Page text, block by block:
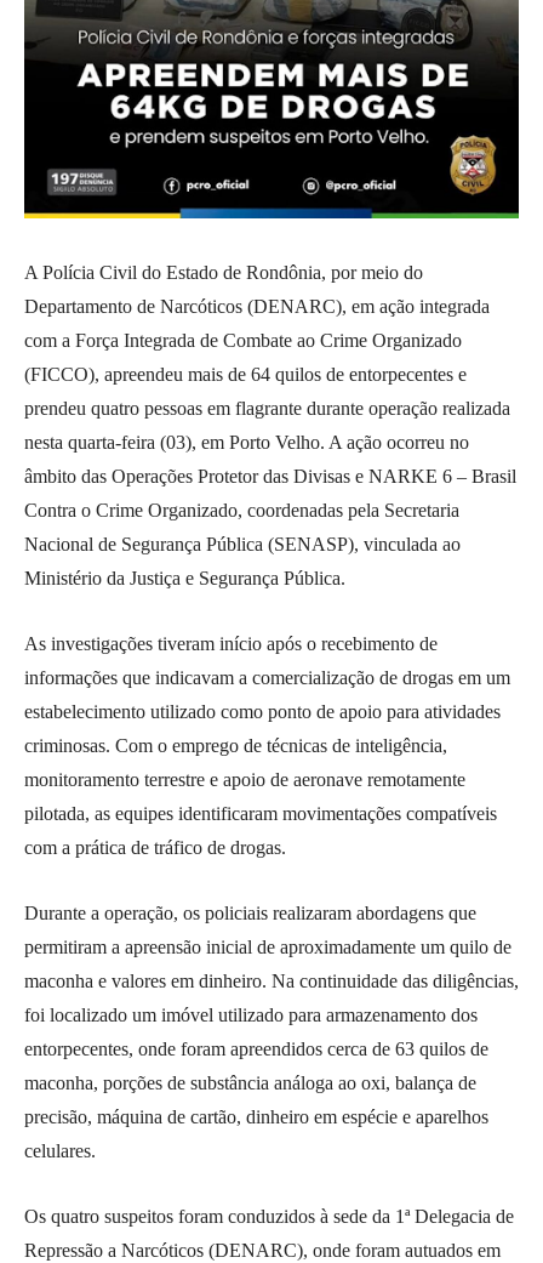
A Polícia Civil do Estado de Rondônia, por meio do
Departamento de Narcóticos (DENARC), em ação integrada
com a Força Integrada de Combate ao Crime Organizado
(FICCO), apreendeu mais de 64 quilos de entorpecentes e
prendeu quatro pessoas em flagrante durante operação realizada
nesta quarta-feira (03), em Porto Velho. A ação ocorreu no
âmbito das Operações Protetor das Divisas e NARKE 6 – Brasil
Contra o Crime Organizado, coordenadas pela Secretaria
Nacional de Segurança Pública (SENASP), vinculada ao
Ministério da Justiça e Segurança Pública.
As investigações tiveram início após o recebimento de
informações que indicavam a comercialização de drogas em um
estabelecimento utilizado como ponto de apoio para atividades
criminosas. Com o emprego de técnicas de inteligência,
monitoramento terrestre e apoio de aeronave remotamente
pilotada, as equipes identificaram movimentações compatíveis
com a prática de tráfico de drogas.
Durante a operação, os policiais realizaram abordagens que
permitiram a apreensão inicial de aproximadamente um quilo de
maconha e valores em dinheiro. Na continuidade das diligências,
foi localizado um imóvel utilizado para armazenamento dos
entorpecentes, onde foram apreendidos cerca de 63 quilos de
maconha, porções de substância análoga ao oxi, balança de
precisão, máquina de cartão, dinheiro em espécie e aparelhos
celulares.
Os quatro suspeitos foram conduzidos à sede da 1ª Delegacia de
Repressão a Narcóticos (DENARC), onde foram autuados em